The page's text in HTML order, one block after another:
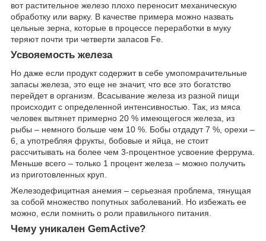
вот растительное железо плохо переносит механическую
обработку или варку. В качестве примера можно назвать
цельные зерна, которые в процессе переработки в муку
теряют почти три четверти запасов Fe.
Усвояемость железа
Но даже если продукт содержит в себе умопомрачительные
запасы железа, это еще не значит, что все это богатство
перейдет в организм. Всасывание железа из разной пищи
происходит с определенной интенсивностью. Так, из мяса
человек вытянет примерно 20 % имеющегося железа, из
рыбы – немного больше чем 10 %. Бобы отдадут 7 %, орехи –
6, а употребляя фрукты, бобовые и яйца, не стоит
рассчитывать на более чем 3-процентное усвоение феррума.
Меньше всего – только 1 процент железа – можно получить
из приготовленных круп.
Железодефицитная анемия – серьезная проблема, тянущая
за собой множество попутных заболеваний. Но избежать ее
можно, если помнить о роли правильного питания.
Чему уникален GemActive?